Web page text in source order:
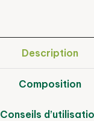
Description
Composition
Conseils